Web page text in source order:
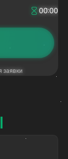
00:00
заявки